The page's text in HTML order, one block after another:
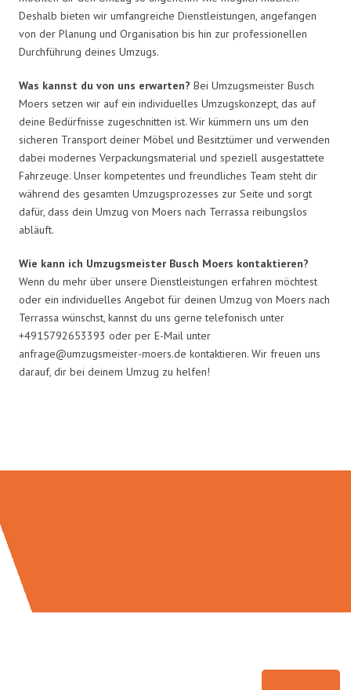
Deshalb bieten wir umfangreiche Dienstleistungen, angefangen
von der Planung und Organisation bis hin zur professionellen
Durchführung deines Umzugs.
Was kannst du von uns erwarten? Bei Umzugsmeister Busch
Moers setzen wir auf ein individuelles Umzugskonzept, das auf
deine Bedürfnisse zugeschnitten ist. Wir kümmern uns um den
sicheren Transport deiner Möbel und Besitztümer und verwenden
dabei modernes Verpackungsmaterial und speziell ausgestattete
Fahrzeuge. Unser kompetentes und freundliches Team steht dir
während des gesamten Umzugsprozesses zur Seite und sorgt
dafür, dass dein Umzug von Moers nach Terrassa reibungslos
abläuft.
Wie kann ich Umzugsmeister Busch Moers kontaktieren?
Wenn du mehr über unsere Dienstleistungen erfahren möchtest
oder ein individuelles Angebot für deinen Umzug von Moers nach
Terrassa wünschst, kannst du uns gerne telefonisch unter
+4915792653393 oder per E-Mail unter
anfrage@umzugsmeister-moers.de kontaktieren. Wir freuen uns
darauf, dir bei deinem Umzug zu helfen!